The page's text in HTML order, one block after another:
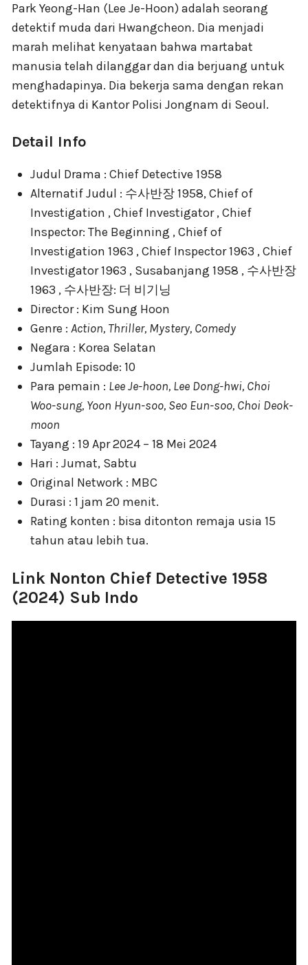
Park Yeong-Han (Lee Je-Hoon) adalah seorang
detektif muda dari Hwangcheon. Dia menjadi
marah melihat kenyataan bahwa martabat
manusia telah dilanggar dan dia berjuang untuk
menghadapinya. Dia bekerja sama dengan rekan
detektifnya di Kantor Polisi Jongnam di Seoul.
Detail Info
Judul Drama : Chief Detective 1958
Alternatif Judul : 수사반장 1958, Chief of
Investigation , Chief Investigator , Chief
Inspector: The Beginning , Chief of
Investigation 1963 , Chief Inspector 1963 , Chief
Investigator 1963 , Susabanjang 1958 , 수사반장
1963 , 수사반장: 더 비기닝
Director : Kim Sung Hoon
Genre : Action, Thriller, Mystery, Comedy
Negara : Korea Selatan
Jumlah Episode: 10
Para pemain : Lee Je-hoon, Lee Dong-hwi, Choi
Woo-sung, Yoon Hyun-soo, Seo Eun-soo, Choi Deok-
moon
Tayang : 19 Apr 2024 – 18 Mei 2024
Hari : Jumat, Sabtu
Original Network : MBC
Durasi : 1 jam 20 menit.
Rating konten : bisa ditonton remaja usia 15
tahun atau lebih tua.
Link Nonton Chief Detective 1958
(2024) Sub Indo